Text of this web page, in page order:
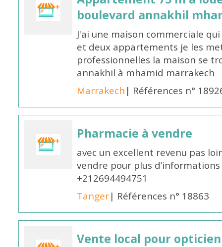
boulevard annakhil
J'ai une maison commerciale
et deux appartements je les
professionnelles la maison se
annakhil à mhamid marrakech
Marrakech | Références n°
Pharmacie à vendre
avec un excellent revenu pas
vendre pour plus
+212694494751
Tanger| Références n° 18863
Vente local pour